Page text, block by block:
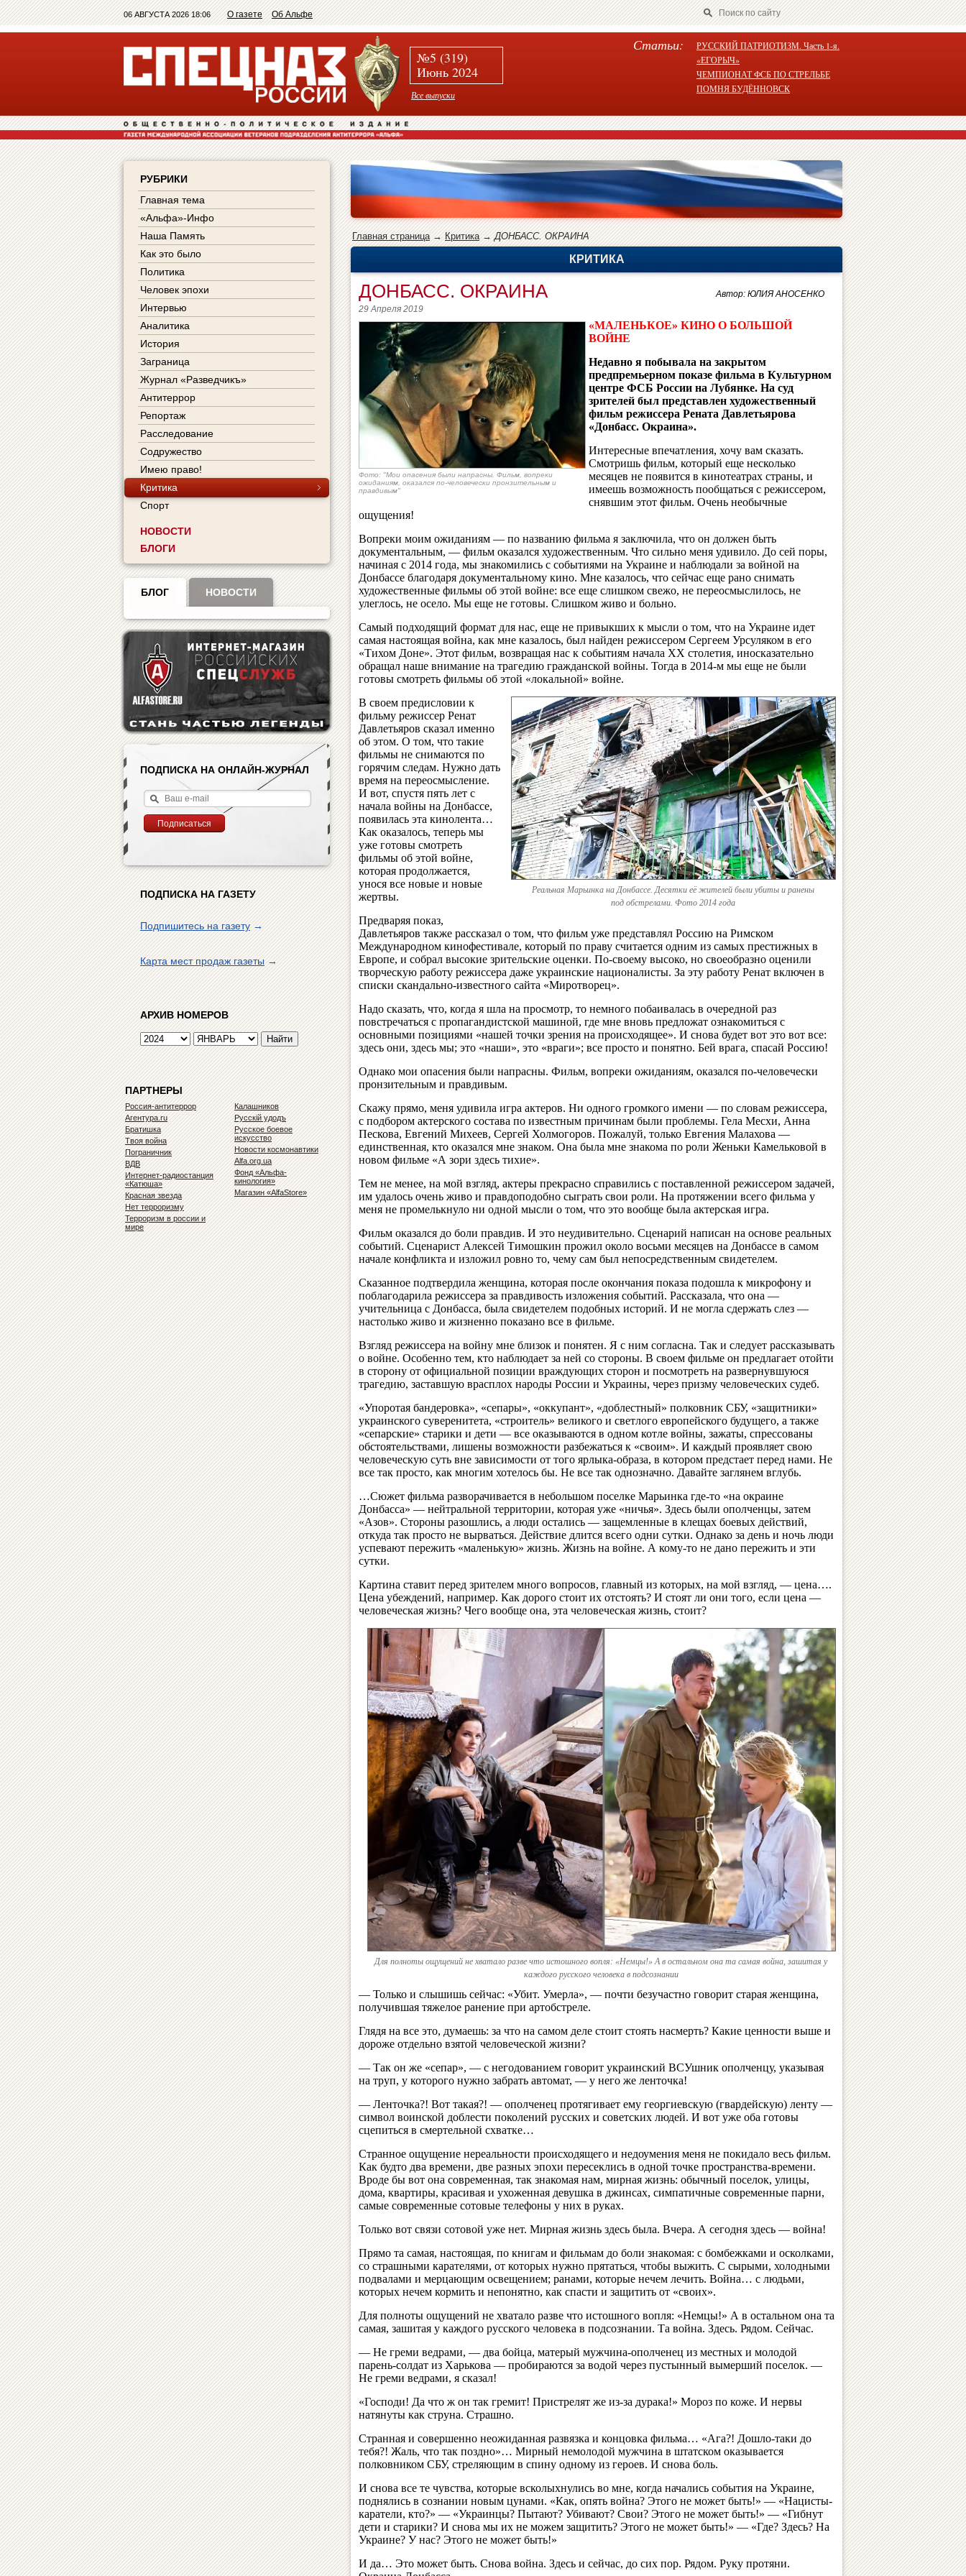
06 АВГУСТА 2026 18:06 О газете Об Альфе
№5 (319)
Июнь 2024
Все выпуски
Статьи:
РУССКИЙ ПАТРИОТИЗМ. Часть 1-я.
«ЕГОРЫЧ»
ЧЕМПИОНАТ ФСБ ПО СТРЕЛЬБЕ
ПОМНЯ БУДЁННОВСК
РУБРИКИ
Главная тема
«Альфа»-Инфо
Наша Память
Как это было
Политика
Человек эпохи
Интервью
Аналитика
История
Заграница
Журнал «Разведчикъ»
Антитеррор
Репортаж
Расследование
Содружество
Имею право!
Критика
Спорт
НОВОСТИ
БЛОГИ
БЛОГ НОВОСТИ
ПОДПИСКА НА ОНЛАЙН-ЖУРНАЛ
ПОДПИСКА НА ГАЗЕТУ
Подпишитесь на газету→
Карта мест продаж газеты→
АРХИВ НОМЕРОВ
ПАРТНЕРЫ
Россия-антитеррор
Агентура.ru
Братишка
Твоя война
Пограничник
ВДВ
Интернет-радиостанция
«Катюша»
Красная звезда
Нет терроризму
Терроризм в россии и
мире
Калашников
Русскiй удодъ
Русское боевое
искусство
Новости космонавтики
Alfa.org.ua
Фонд «Альфа-
кинология»
Магазин «AlfaStore»
Главная страница→Критика→ДОНБАСС. ОКРАИНА
КРИТИКА
Автор: ЮЛИЯ АНОСЕНКО
ДОНБАСС. ОКРАИНА
29 Апреля 2019
Фото: "Мои опасения были напрасны. Фильм, вопреки
ожиданиям, оказался по-человечески пронзительным и
правдивым"
«МАЛЕНЬКОЕ» КИНО О БОЛЬШОЙ
ВОЙНЕ
Недавно я побывала на закрытом
предпремьерном показе фильма в Культурном
центре ФСБ России на Лубянке. На суд
зрителей был представлен художественный
фильм режиссера Рената Давлетьярова
«Донбасс. Окраина».
Интересные впечатления, хочу вам сказать.
Смотришь фильм, который еще несколько
месяцев не появится в кинотеатрах страны, и
имеешь возможность пообщаться с режиссером,
снявшим этот фильм. Очень необычные
ощущения!
Вопреки моим ожиданиям — по названию фильма я заключила, что он должен быть
документальным, — фильм оказался художественным. Что сильно меня удивило. До сей поры,
начиная с 2014 года, мы знакомились с событиями на Украине и наблюдали за войной на
Донбассе благодаря документальному кино. Мне казалось, что сейчас еще рано снимать
художественные фильмы об этой войне: все еще слишком свежо, не переосмыслилось, не
улеглось, не осело. Мы еще не готовы. Слишком живо и больно.
Самый подходящий формат для нас, еще не привыкших к мысли о том, что на Украине идет
самая настоящая война, как мне казалось, был найден режиссером Сергеем Урсуляком в его
«Тихом Доне». Этот фильм, возвращая нас к событиям начала XX столетия, иносказательно
обращал наше внимание на трагедию гражданской войны. Тогда в 2014-м мы еще не были
готовы смотреть фильмы об этой «локальной» войне.
Реальная Марьинка на Донбассе. Десятки её жителей были убиты и ранены
под обстрелами. Фото 2014 года
В своем предисловии к
фильму режиссер Ренат
Давлетьяров сказал именно
об этом. О том, что такие
фильмы не снимаются по
горячим следам. Нужно дать
время на переосмысление.
И вот, спустя пять лет с
начала войны на Донбассе,
появилась эта кинолента…
Как оказалось, теперь мы
уже готовы смотреть
фильмы об этой войне,
которая продолжается,
унося все новые и новые
жертвы.
Предваряя показ,
Давлетьяров также рассказал о том, что фильм уже представлял Россию на Римском
Международном кинофестивале, который по праву считается одним из самых престижных в
Европе, и собрал высокие зрительские оценки. По-своему высоко, но своеобразно оценили
творческую работу режиссера даже украинские националисты. За эту работу Ренат включен в
списки скандально-известного сайта «Миротворец».
Надо сказать, что, когда я шла на просмотр, то немного побаивалась в очередной раз
повстречаться с пропагандистской машиной, где мне вновь предложат ознакомиться с
основными позициями «нашей точки зрения на происходящее». И снова будет вот это вот все:
здесь они, здесь мы; это «наши», это «враги»; все просто и понятно. Бей врага, спасай Россию!
Однако мои опасения были напрасны. Фильм, вопреки ожиданиям, оказался по-человечески
пронзительным и правдивым.
Скажу прямо, меня удивила игра актеров. Ни одного громкого имени — по словам режиссера,
с подбором актерского состава по известным причинам были проблемы. Гела Месхи, Анна
Пескова, Евгений Михеев, Сергей Холмогоров. Пожалуй, только Евгения Малахова —
единственная, кто оказался мне знаком. Она была мне знакома по роли Женьки Камельковой в
новом фильме «А зори здесь тихие».
Тем не менее, на мой взгляд, актеры прекрасно справились с поставленной режиссером задачей,
им удалось очень живо и правдоподобно сыграть свои роли. На протяжении всего фильма у
меня не промелькнуло ни одной мысли о том, что это вообще была актерская игра.
Фильм оказался до боли правдив. И это неудивительно. Сценарий написан на основе реальных
событий. Сценарист Алексей Тимошкин прожил около восьми месяцев на Донбассе в самом
начале конфликта и изложил ровно то, чему сам был непосредственным свидетелем.
Сказанное подтвердила женщина, которая после окончания показа подошла к микрофону и
поблагодарила режиссера за правдивость изложения событий. Рассказала, что она —
учительница с Донбасса, была свидетелем подобных историй. И не могла сдержать слез —
настолько живо и жизненно показано все в фильме.
Взгляд режиссера на войну мне близок и понятен. Я с ним согласна. Так и следует рассказывать
о войне. Особенно тем, кто наблюдает за ней со стороны. В своем фильме он предлагает отойти
в сторону от официальной позиции враждующих сторон и посмотреть на развернувшуюся
трагедию, заставшую врасплох народы России и Украины, через призму человеческих судеб.
«Упоротая бандеровка», «сепары», «оккупант», «доблестный» полковник СБУ, «защитники»
украинского суверенитета, «строитель» великого и светлого европейского будущего, а также
«сепарские» старики и дети — все оказываются в одном котле войны, зажаты, спрессованы
обстоятельствами, лишены возможности разбежаться к «своим». И каждый проявляет свою
человеческую суть вне зависимости от того ярлыка-образа, в котором предстает перед нами. Не
все так просто, как многим хотелось бы. Не все так однозначно. Давайте заглянем вглубь.
…Сюжет фильма разворачивается в небольшом поселке Марьинка где-то «на окраине
Донбасса» — нейтральной территории, которая уже «ничья». Здесь были ополченцы, затем
«Азов». Стороны разошлись, а люди остались — защемленные в клещах боевых действий,
откуда так просто не вырваться. Действие длится всего одни сутки. Однако за день и ночь люди
успевают пережить «маленькую» жизнь. Жизнь на войне. А кому-то не дано пережить и эти
сутки.
Картина ставит перед зрителем много вопросов, главный из которых, на мой взгляд, — цена….
Цена убеждений, например. Как дорого стоит их отстоять? И стоят ли они того, если цена —
человеческая жизнь? Чего вообще она, эта человеческая жизнь, стоит?
Для полноты ощущений не хватало разве что истошного вопля: «Немцы!» А в остальном она та самая война, зашитая у
каждого русского человека в подсознании
— Только и слышишь сейчас: «Убит. Умерла», — почти безучастно говорит старая женщина,
получившая тяжелое ранение при артобстреле.
Глядя на все это, думаешь: за что на самом деле стоит стоять насмерть? Какие ценности выше и
дороже отдельно взятой человеческой жизни?
— Так он же «сепар», — с негодованием говорит украинский ВСУшник ополченцу, указывая
на труп, у которого нужно забрать автомат, — у него же ленточка!
— Ленточка?! Вот такая?! — ополченец протягивает ему георгиевскую (гвардейскую) ленту —
символ воинской доблести поколений русских и советских людей. И вот уже оба готовы
сцепиться в смертельной схватке…
Странное ощущение нереальности происходящего и недоумения меня не покидало весь фильм.
Как будто два времени, две разных эпохи пересеклись в одной точке пространства-времени.
Вроде бы вот она современная, так знакомая нам, мирная жизнь: обычный поселок, улицы,
дома, квартиры, красивая и ухоженная девушка в джинсах, симпатичные современные парни,
самые современные сотовые телефоны у них в руках.
Только вот связи сотовой уже нет. Мирная жизнь здесь была. Вчера. А сегодня здесь — война!
Прямо та самая, настоящая, по книгам и фильмам до боли знакомая: с бомбежками и осколками,
со страшными карателями, от которых нужно прятаться, чтобы выжить. С сырыми, холодными
подвалами и мерцающим освещением; ранами, которые нечем лечить. Война… с людьми,
которых нечем кормить и непонятно, как спасти и защитить от «своих».
Для полноты ощущений не хватало разве что истошного вопля: «Немцы!» А в остальном она та
самая, зашитая у каждого русского человека в подсознании. Та война. Здесь. Рядом. Сейчас.
— Не греми ведрами, — два бойца, матерый мужчина-ополченец из местных и молодой
парень-солдат из Харькова — пробираются за водой через пустынный вымерший поселок. —
Не греми ведрами, я сказал!
«Господи! Да что ж он так гремит! Пристрелят же из-за дурака!» Мороз по коже. И нервы
натянуты как струна. Страшно.
Странная и совершенно неожиданная развязка и концовка фильма… «Ага?! Дошло-таки до
тебя?! Жаль, что так поздно»… Мирный немолодой мужчина в штатском оказывается
полковником СБУ, стреляющим в спину одному из героев. И снова боль.
И снова все те чувства, которые всколыхнулись во мне, когда начались события на Украине,
поднялись в сознании новым цунами. «Как, опять война? Этого не может быть!» — «Нацисты-
каратели, кто?» — «Украинцы? Пытают? Убивают? Свои? Этого не может быть!» — «Гибнут
дети и старики? И снова мы их не можем защитить? Этого не может быть!» — «Где? Здесь? На
Украине? У нас? Этого не может быть!»
И да… Это может быть. Снова война. Здесь и сейчас, до сих пор. Рядом. Руку протяни.